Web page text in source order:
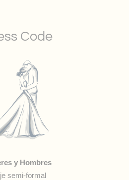
Code
y Hombres
semi-formal